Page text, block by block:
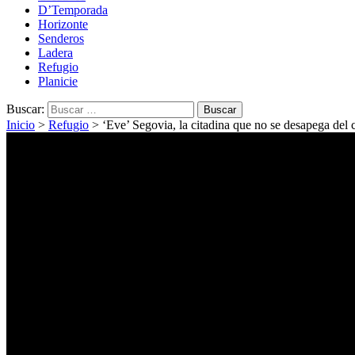
D’Temporada
Horizonte
Senderos
Ladera
Refugio
Planicie
Buscar:
Inicio > Refugio > ‘Eve’ Segovia, la citadina que no se desapega del